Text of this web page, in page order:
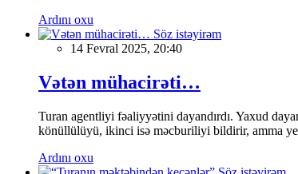
Ardını oxu
Söz istəyirəm
14 Fevral 2025, 20:40
Vətən mühacirəti…
Turan agentliyi fəaliyyətini dayandırdı. Yaxud
könüllülüyü, ikinci isə məcburiliyi bildirir, amma
Ardını oxu